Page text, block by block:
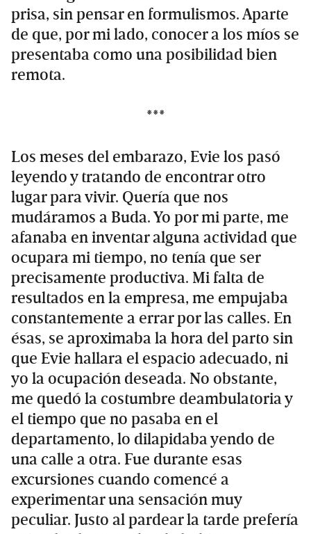
prisa, sin pensar en formulismos. Aparte
de que, por mi lado, conocer a los míos se
presentaba como una posibilidad bien
remota.
***
Los meses del embarazo, Evie los pasó
leyendo y tratando de encontrar otro
lugar para vivir. Quería que nos
mudáramos a Buda. Yo por mi parte, me
afanaba en inventar alguna actividad que
ocupara mi tiempo, no tenía que ser
precisamente productiva. Mi falta de
resultados en la empresa, me empujaba
constantemente a errar por las calles. En
ésas, se aproximaba la hora del parto sin
que Evie hallara el espacio adecuado, ni
yo la ocupación deseada. No obstante,
me quedó la costumbre deambulatoria y
el tiempo que no pasaba en el
departamento, lo dilapidaba yendo de
una calle a otra. Fue durante esas
excursiones cuando comencé a
experimentar una sensación muy
peculiar. Justo al pardear la tarde prefería